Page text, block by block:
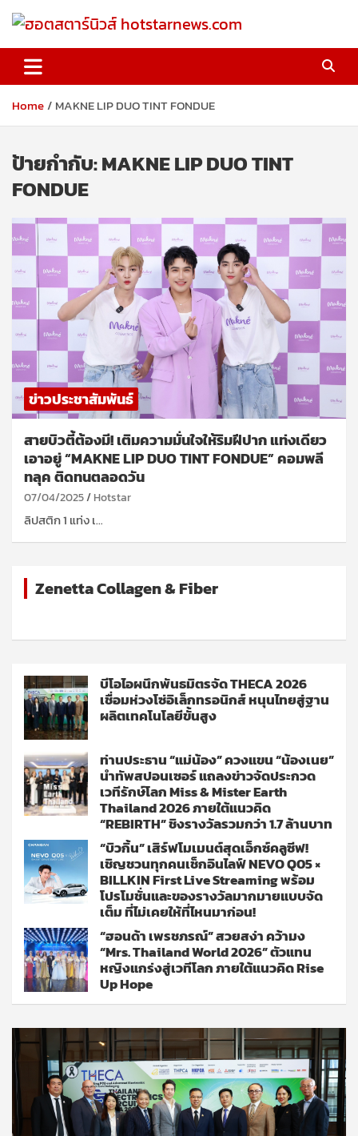
ฮอตสตาร์นิวส์ hotstarnews.com
Home MAKNE LIP DUO TINT FONDUE
ป้ายกำกับ:MAKNE LIP DUO TINT
FONDUE
ข่าวประชาสัมพันธ์
สายบิวตี้ต้องมี! เติมความมั่นใจให้ริมฝีปาก แท่งเดียว
เอาอยู่ “MAKNE LIP DUO TINT FONDUE” คอมพลี
ทลุค ติดทนตลอดวัน
07/04/2025 Hotstar
ลิปสติก 1 แท่ง เ…
Zenetta Collagen & Fiber
บีโอไอผนึกพันธมิตรจัด THECA 2026
เชื่อมห่วงโซ่อิเล็กทรอนิกส์ หนุนไทยสู่ฐาน
ผลิตเทคโนโลยีขั้นสูง
ท่านประธาน “แม่น้อง” ควงแขน “น้องเนย”
นำทัพสปอนเซอร์ แถลงข่าวจัดประกวด
เวทีรักษ์โลก Miss & Mister Earth
Thailand 2026 ภายใต้แนวคิด
“REBIRTH” ชิงรางวัลรวมกว่า 1.7 ล้านบาท
“บิวกิ้น” เสิร์ฟโมเมนต์สุดเอ็กซ์คลูซีฟ!
เชิญชวนทุกคนเช็กอินไลฟ์ NEVO Q05 ×
BILLKIN First Live Streaming พร้อม
โปรโมชั่นและของรางวัลมากมายแบบจัด
เต็ม ที่ไม่เคยให้ที่ไหนมาก่อน!
“ฮอนด้า เพรชภรณ์” สวยสง่า คว้ามง
“Mrs. Thailand World 2026” ตัวแทน
หญิงแกร่งสู่เวทีโลก ภายใต้แนวคิด Rise
Up Hope